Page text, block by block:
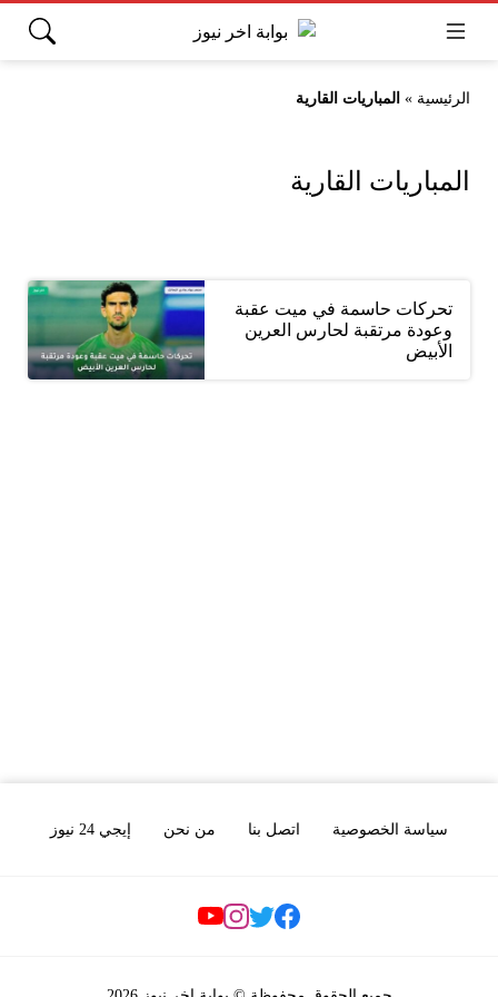
الرئيسية » المباريات القارية
المباريات القارية
تحركات حاسمة في ميت عقبة
وعودة مرتقبة لحارس العرين
الأبيض
سياسة الخصوصية اتصل بنا من نحن إيجي 24 نيوز
Social Links